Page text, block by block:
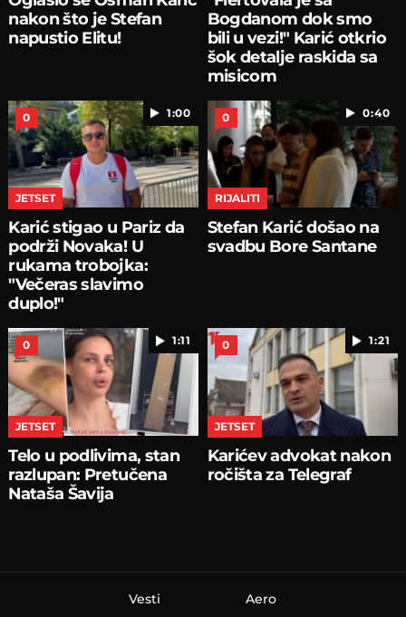
nakon što je Stefan
napustio Elitu!
Bogdanom dok smo
bili u vezi!" Karić otkrio
šok detalje raskida sa
misicom
1:00
0
JETSET
Karić stigao u Pariz da
podrži Novaka! U
rukama trobojka:
"Večeras slavimo
duplo!"
0:40
0
RIJALITI
Stefan Karić došao na
svadbu Bore Santane
1:11
0
JETSET
Telo u podlivima, stan
razlupan: Pretučena
Nataša Šavija
1:21
0
JETSET
Karićev advokat nakon
ročišta za Telegraf
Vesti Aero